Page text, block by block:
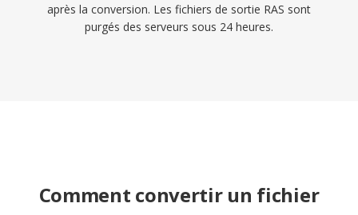
après la conversion. Les fichiers de sortie RAS sont
purgés des serveurs sous 24 heures.
Comment convertir un fichier